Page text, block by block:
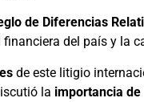
de Diferencias
del país y la
de este litigio
la importancia